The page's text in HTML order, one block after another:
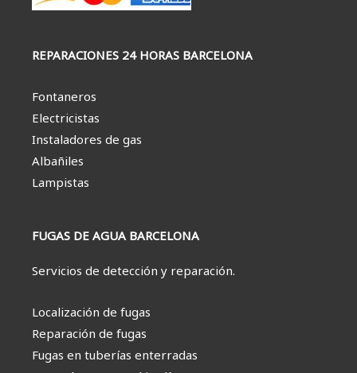
REPARACIONES 24 HORAS BARCELONA
Fontaneros
Electricistas
Instaladores de gas
Albañiles
Lampistas
FUGAS DE AGUA BARCELONA
Servicios de detección y reparación.
Localización de fugas
Reparación de fugas
Fugas en tuberías enterradas